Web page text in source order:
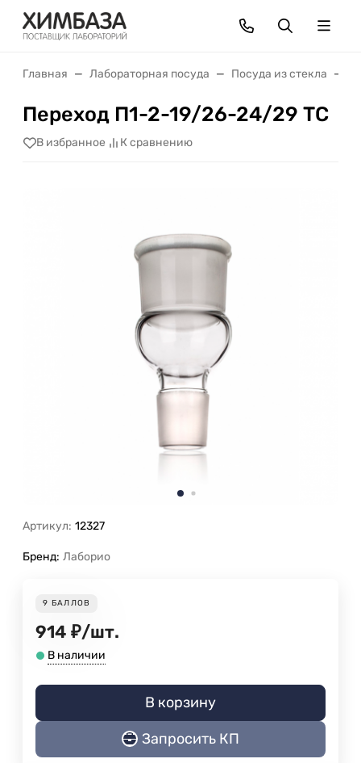
Главная Лабораторная посуда Посуда из стекла
Переход П1-2-19/26-24/29 ТС
В избранное К сравнению
Артикул: 12327
Бренд: Лаборио
9 БАЛЛОВ
914 ₽/шт.
В наличии
В корзину
Запросить КП